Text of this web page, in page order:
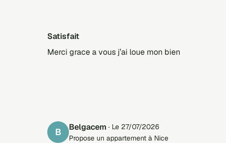
Satisfait
Merci grace a vous j’ai loue mon bien
B Belgacem · Le 27/07/2026
Propose un appartement à Nice